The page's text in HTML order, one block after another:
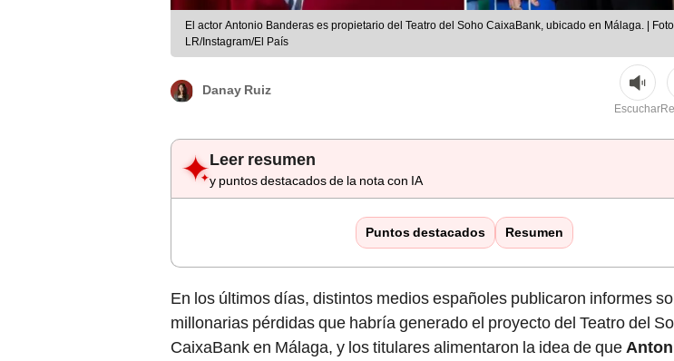
El actor Antonio Banderas es propietario del Teatro del Soho CaixaBank, ubicado en Málaga. |
LR/Instagram/El País
Danay Ruiz
Escuchar
Leer resumen
y puntos destacados de la nota con IA
Puntos destacados Resumen
En los últimos días, distintos medios españoles publicaron informes
millonarias pérdidas que habría generado el proyecto del Teatro del
CaixaBank en Málaga, y los titulares alimentaron la idea de que